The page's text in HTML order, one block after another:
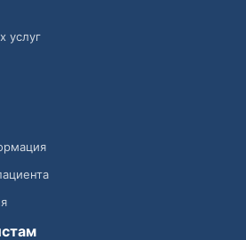
услуг